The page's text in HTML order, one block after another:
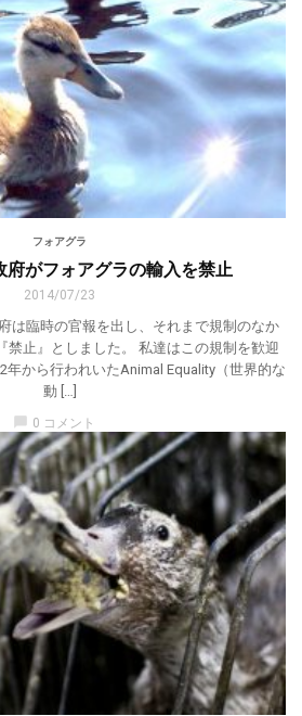
フォアグラ
府がフォアグラの輸入を禁止
2014/07/23
は臨時の官報を出し、それまで規制のなか
禁止』としました。 私達はこの規制を歓迎
年から行われいたAnimal Equality（世界的な
動 […]
0 コメント